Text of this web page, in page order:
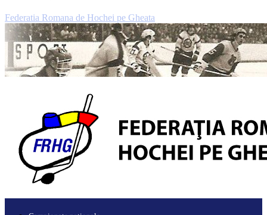
Federatia Romana de Hochei pe Gheata